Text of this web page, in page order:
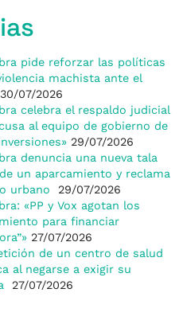
pide reforzar las políticas
machista ante el
30/07/2026
celebra el respaldo judicial
al equipo de gobierno de
29/07/2026
denuncia una nueva tala
un aparcamiento y reclama
urbano
29/07/2026
«PP y Vox agotan los
para financiar
27/07/2026
de un centro de salud
al negarse a exigir su
27/07/2026